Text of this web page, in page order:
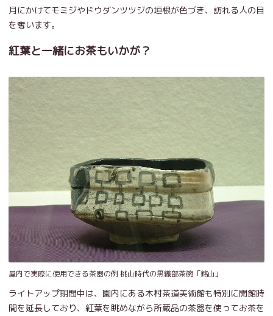
月にかけてモミジやドウダンツツジの垣根が色づき、訪れる人の目
を奪います。
紅葉と一緒にお茶もいかが？
屋内で実際に使用できる茶器の例 桃山時代の黒織部茶碗「銘山」
ライトアップ期間中は、園内にある木村茶道美術館も特別に開館時
間を延長しており、紅葉を眺めながら所蔵品の茶器を使ってお茶を